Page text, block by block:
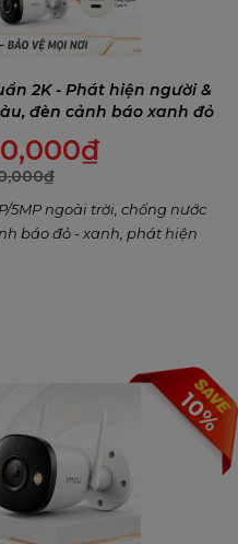
2K - Phát hiện người &
đèn cảnh báo xanh đỏ
₫
₫
5MP ngoài trời, chống nước
báo đỏ - xanh, phát hiện
10%